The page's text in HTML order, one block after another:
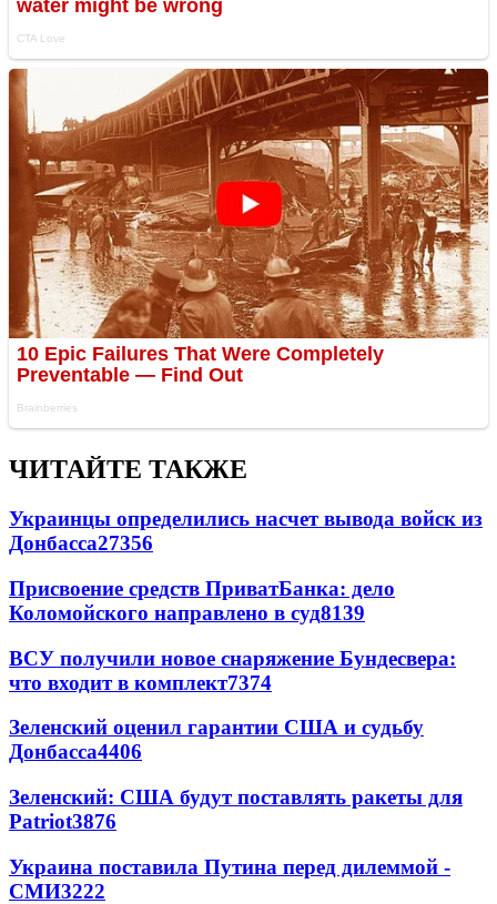
ЧИТАЙТЕ ТАКЖЕ
Украинцы определились насчет вывода войск из
Донбасса27356
Присвоение средств ПриватБанка: дело
Коломойского направлено в суд8139
ВСУ получили новое снаряжение Бундесвера:
что входит в комплект7374
Зеленский оценил гарантии США и судьбу
Донбасса4406
Зеленский: США будут поставлять ракеты для
Patriot3876
Украина поставила Путина перед дилеммой -
СМИ3222